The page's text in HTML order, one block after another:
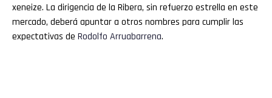
xeneize. La dirigencia de la Ribera, sin refuerzo estrella en este
mercado, deberá apuntar a otros nombres para cumplir las
expectativas de Rodolfo Arruabarrena.